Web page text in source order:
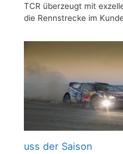
TCR überzeugt mit
die Rennstrecke im
uss der Saison